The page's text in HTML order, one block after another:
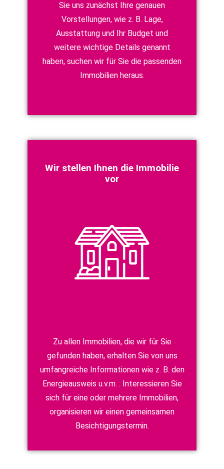
Sie uns zunächst Ihre genauen
Vorstellungen, wie z. B. Lage,
Ausstattung und Ihr Budget und
weitere wichtige Details genannt
haben, suchen wir für Sie die passenden
Immobilien heraus.
Wir stellen Ihnen die Immobilie
vor
Zu allen Immobilien, die wir für Sie
gefunden haben, erhalten Sie von uns
umfangreiche Informationen wie z. B. den
Energieausweis u.v.m. . Interessieren Sie
sich für eine oder mehrere Immobilien,
organisieren wir einen gemeinsamen
Besichtigungstermin.